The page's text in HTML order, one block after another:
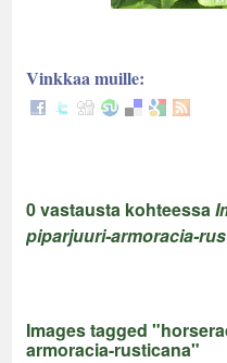
Vinkkaa muille:
0 vastausta kohteessa
piparjuuri-armoracia-
Images tagged
armoracia-rusticana"